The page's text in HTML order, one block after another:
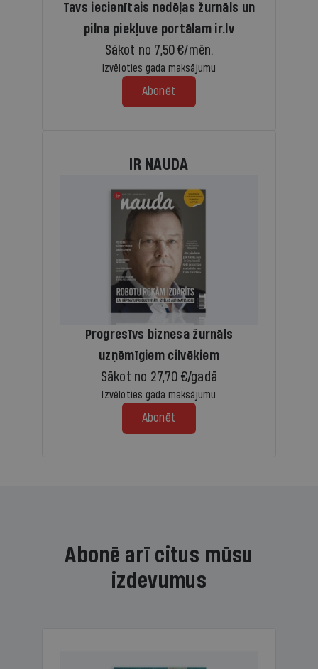
Tavs iecienītais nedēļas žurnāls un
pilna piekļuve portālam ir.lv
Sākot no 7,50 €/mēn.
Izvēloties gada maksājumu
Abonēt
IR NAUDA
Progresīvs biznesa žurnāls
uzņēmīgiem cilvēkiem
Sākot no 27,70 €/gadā
Izvēloties gada maksājumu
Abonēt
Abonē arī citus mūsu
izdevumus